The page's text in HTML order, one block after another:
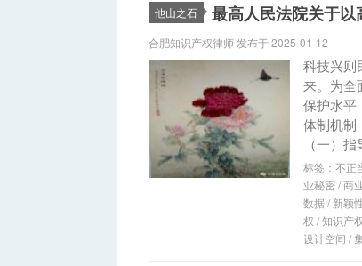
他山之石 最高人民法院关于
合肥知识产权律师 发布于 2025-01-12
科技兴则
来。为全
保护水平
体制机制
（一）
标签：不正
业秘密/商
数据/ 新颖
权 /知识产
设计空间 /